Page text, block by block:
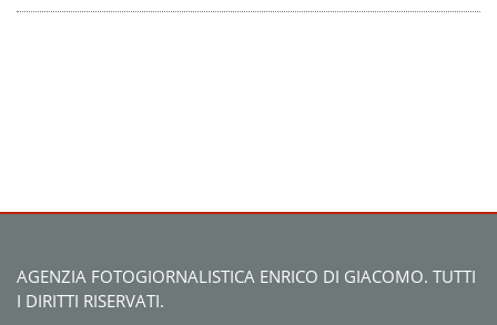
AGENZIA FOTOGIORNALISTICA ENRICO DI GIACOMO. TUTTI
I DIRITTI RISERVATI.